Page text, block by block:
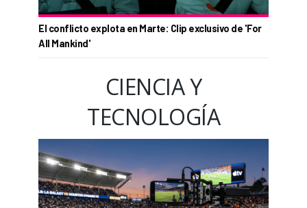
El conflicto explota en Marte: Clip exclusivo de 'For
All Mankind'
CIENCIA Y
TECNOLOGÍA